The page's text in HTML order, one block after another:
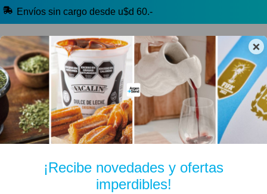
×
¡Recibe novedades y ofertas
imperdibles!
Envíos sin cargo desde u$d 60.-
🔥 Alfajores y Golosinas
🧉 Clásicos argentinos 🏷️ Todas las categorías